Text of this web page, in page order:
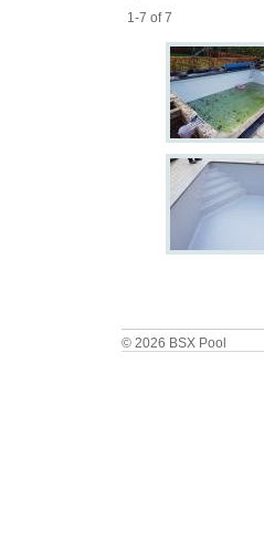
1-7 of 7
© 2026 BSX Pool